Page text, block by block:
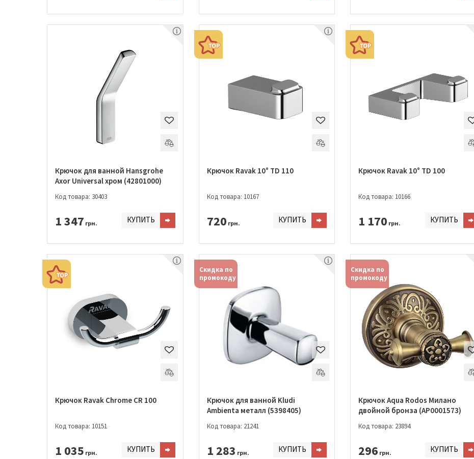
Крючок для ванной Hansgrohe
Axor Universal хром (42801000)
Код товара: 30403
1 347 грн. КУПИТЬ
Крючок Ravak 10° TD 110
Код товара: 10167
720 грн. КУПИТЬ
Крючок Ravak 10° TD 100
Код товара: 10166
1 170 грн. КУПИТЬ
Крючок Ravak Chrome CR 100
Код товара: 10151
1 035 грн. КУПИТЬ
Скидка по
промокоду
Крючок для ванной Kludi
Ambienta металл (5398405)
Код товара: 21241
1 283 грн. КУПИТЬ
Скидка по
промокоду
Крючок Aqua Rodos Милано
двойной бронза (АР0001573)
Код товара: 23894
296 грн. КУПИТЬ